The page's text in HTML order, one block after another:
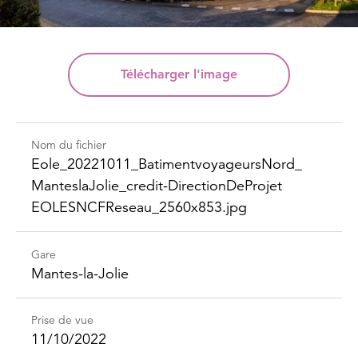
Télécharger l'image
Nom du fichier
Eole_​20221011_​Batimentvoyageurs​Nord_​
Mantesla​Jolie_​credit-​Direction​DeProjet​
EOLESNCFReseau_​2560x853.jpg
Gare
Mantes-la-Jolie
Prise de vue
11/10/2022